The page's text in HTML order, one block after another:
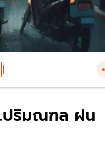
ปริมณฑล ฝน